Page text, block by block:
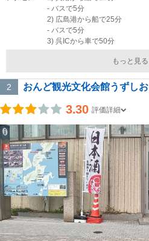
- バスで5分
2) 広島港から船で25分
- バスで5分
3) 呉ICから車で50分
もっと見る
2 おんど観光文化会館うずしお
3.30 評価詳細